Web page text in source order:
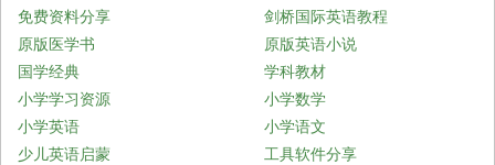
免费资料分享
剑桥国际英语教程
原版医学书
原版英语小说
国学经典
学科教材
小学学习资源
小学数学
小学英语
小学语文
少儿英语启蒙
工具软件分享